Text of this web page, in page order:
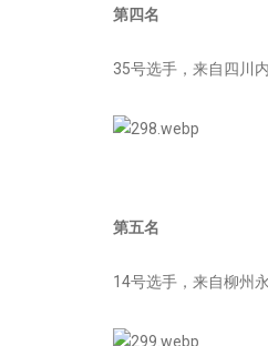
第四名
35号选手，来自四川
第五名
14号选手，来自柳州